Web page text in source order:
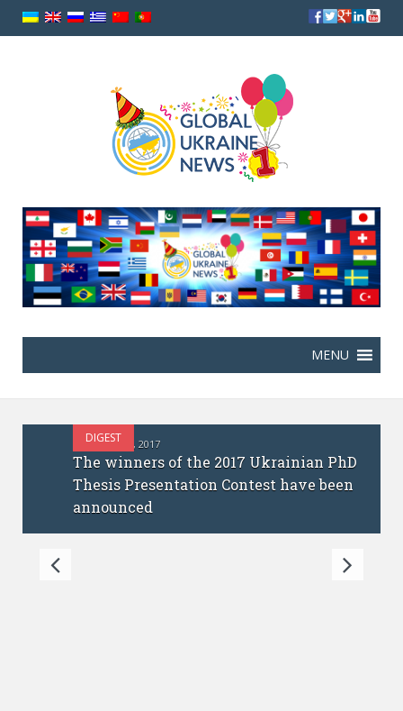
DIGEST
OCTOBER 12, 2017
The winners of the 2017 Ukrainian PhD
Thesis Presentation Contest have been
announced